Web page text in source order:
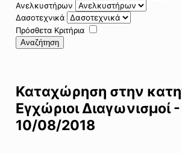
Ανελκυστήρων
Δασοτεχνικά
Πρόσθετα Κριτήρια
Αναζήτηση
Καταχώρηση στην
Εγχώριοι Διαγωνισμοί -
10/08/2018